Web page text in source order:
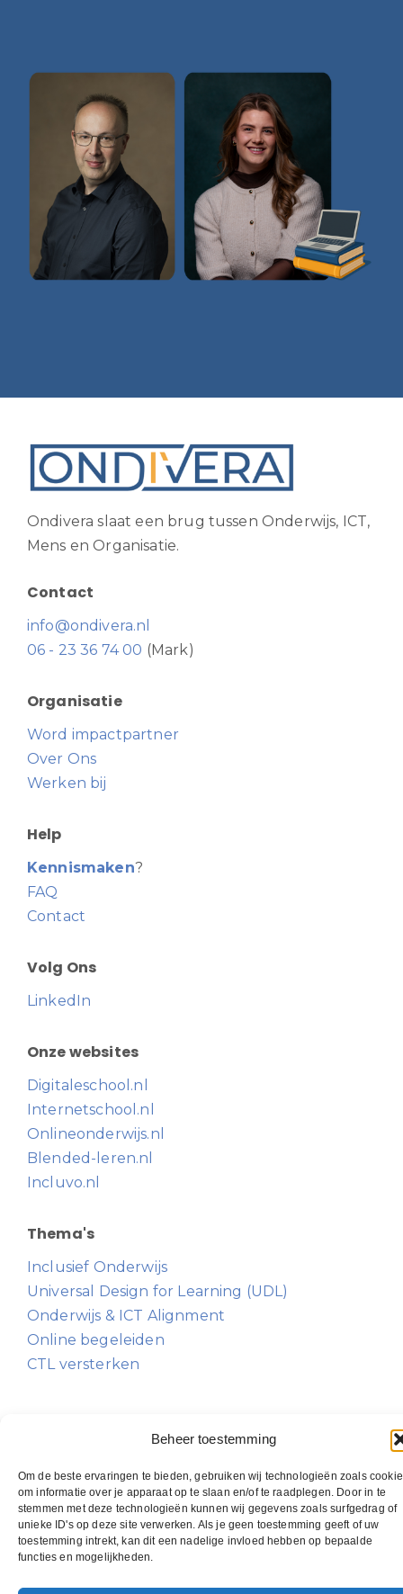
Beheer toestemming
Om de beste ervaringen te bieden, gebruiken wij technologieën zoals
om informatie over je apparaat op te slaan en/of te raadplegen. Door in te
stemmen met deze technologieën kunnen wij gegevens zoals surfgedrag of
unieke ID's op deze site verwerken. Als je geen toestemming geeft of uw
toestemming intrekt, kan dit een nadelige invloed hebben op bepaalde
functies en mogelijkheden.
Ondivera slaat een brug tussen Onderwijs, ICT,
Mens en Organisatie.
Contact
info@ondivera.nl
06 - 23 36 74 00 (Mark)
Organisatie
Word impactpartner
Over Ons
Werken bij
Help
Kennismaken?
FAQ
Contact
Volg Ons
LinkedIn
Onze websites
Digitaleschool.nl
Internetschool.nl
Onlineonderwijs.nl
Blended-leren.nl
Incluvo.nl
Thema's
Inclusief Onderwijs
Universal Design for Learning (UDL)
Onderwijs & ICT Alignment
Online begeleiden
CTL versterken